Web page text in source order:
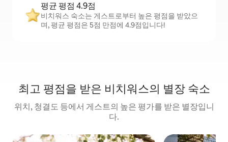
평균 평점 4.9점
비치워스 숙소는 게스트로부터 높은 평점을 받았으
며, 평균 평점은 5점 만점에 4.9점입니다!
최고 평점을 받은 비치워스의 별장 숙소
위치, 청결도 등에서 게스트의 높은 평가를 받은 별장입니
다.